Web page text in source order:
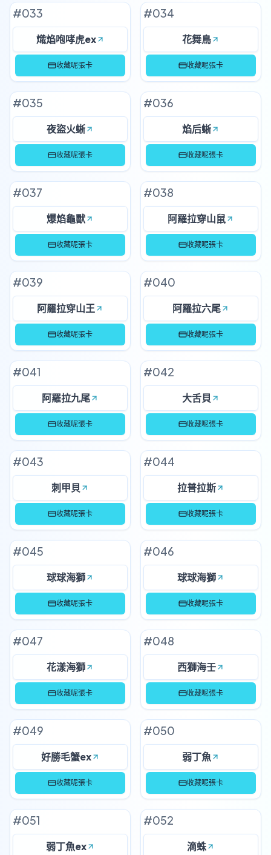
#033
熾焰咆哮虎ex
收藏呢張卡
#034
花舞鳥
收藏呢張卡
#035
夜盜火蜥
收藏呢張卡
#036
焰后蜥
收藏呢張卡
#037
爆焰龜獸
收藏呢張卡
#038
阿羅拉穿山鼠
收藏呢張卡
#039
阿羅拉穿山王
收藏呢張卡
#040
阿羅拉六尾
收藏呢張卡
#041
阿羅拉九尾
收藏呢張卡
#042
大舌貝
收藏呢張卡
#043
刺甲貝
收藏呢張卡
#044
拉普拉斯
收藏呢張卡
#045
球球海獅
收藏呢張卡
#046
球球海獅
收藏呢張卡
#047
花漾海獅
收藏呢張卡
#048
西獅海壬
收藏呢張卡
#049
好勝毛蟹ex
收藏呢張卡
#050
弱丁魚
收藏呢張卡
#051
弱丁魚ex
#052
滴蛛